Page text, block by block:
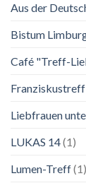
Aus der
Bistum
Café "Treff-
Franziskustreff
Liebfrauen
LUKAS 14(1)
Lumen-Treff(1)